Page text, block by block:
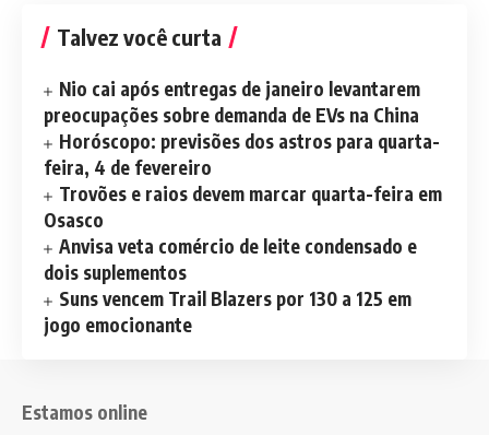
Talvez você curta
Nio cai após entregas de janeiro levantarem
preocupações sobre demanda de EVs na China
Horóscopo: previsões dos astros para quarta-
feira, 4 de fevereiro
Trovões e raios devem marcar quarta-feira em
Osasco
Anvisa veta comércio de leite condensado e
dois suplementos
Suns vencem Trail Blazers por 130 a 125 em
jogo emocionante
Estamos online